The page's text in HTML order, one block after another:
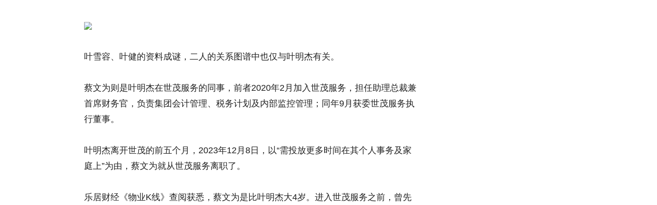
叶雪容、叶健的资料成谜，二人的关系图谱中也仅与叶明杰有关。
蔡文为则是叶明杰在世茂服务的同事，前者2020年2月加入世茂服务，担任助理总裁兼
首席财务官，负责集团会计管理、税务计划及内部监控管理；同年9月获委世茂服务执
行董事。
叶明杰离开世茂的前五个月，2023年12月8日，以“需投放更多时间在其个人事务及家
庭上”为由，蔡文为就从世茂服务离职了。
乐居财经《物业K线》查阅获悉，蔡文为是比叶明杰大4岁。进入世茂服务之前，曾先